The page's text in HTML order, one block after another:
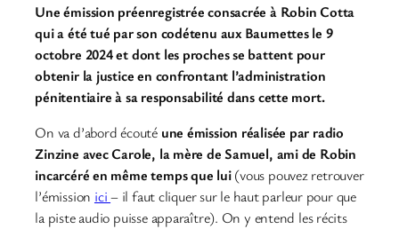
Une émission préenregistrée consacrée à Robin Cotta
qui a été tué par son codétenu aux Baumettes le 9
octobre 2024 et dont les proches se battent pour
obtenir la justice en confrontant l’administration
pénitentiaire à sa responsabilité dans cette mort.
On va d’abord écoutéune émission réalisée par radio
Zinzine avec Carole, la mère de Samuel, ami de Robin
incarcéré en même temps que lui(vous pouvez retrouver
l’émission ici– il faut cliquer sur le haut parleur pour que
la piste audio puisse apparaître). On y entend les récits